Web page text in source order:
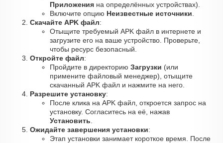
Приложения на определённых устройствах).
Включите опцию Неизвестные источники
Скачайте APK файл:
Отыщите требуемый APK файл в интернете и
загрузите его на ваше устройство. Проверьте,
чтобы ресурс безопасный.
Откройте файл:
Пройдите в директорию Загрузки (или
примените файловый менеджер), отыщите
скачанный APK файл и нажмите на него.
Разрешите установку:
После клика на APK файл, откроется запрос на
установку. Согласитесь на её, нажав
Установить
Ожидайте завершения установки:
Этап установки занимает короткое время. После